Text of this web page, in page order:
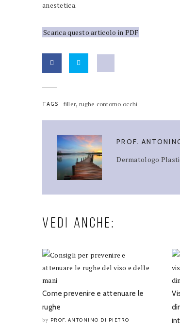
anestetica.
Scarica questo articolo in PDF
TAGS filler, rughe contorno occhi
PROF.
Dermatologo
VEDI ANCHE:
Come prevenire e attenuare le
rughe
by PROF. ANTONINO DI PIETRO